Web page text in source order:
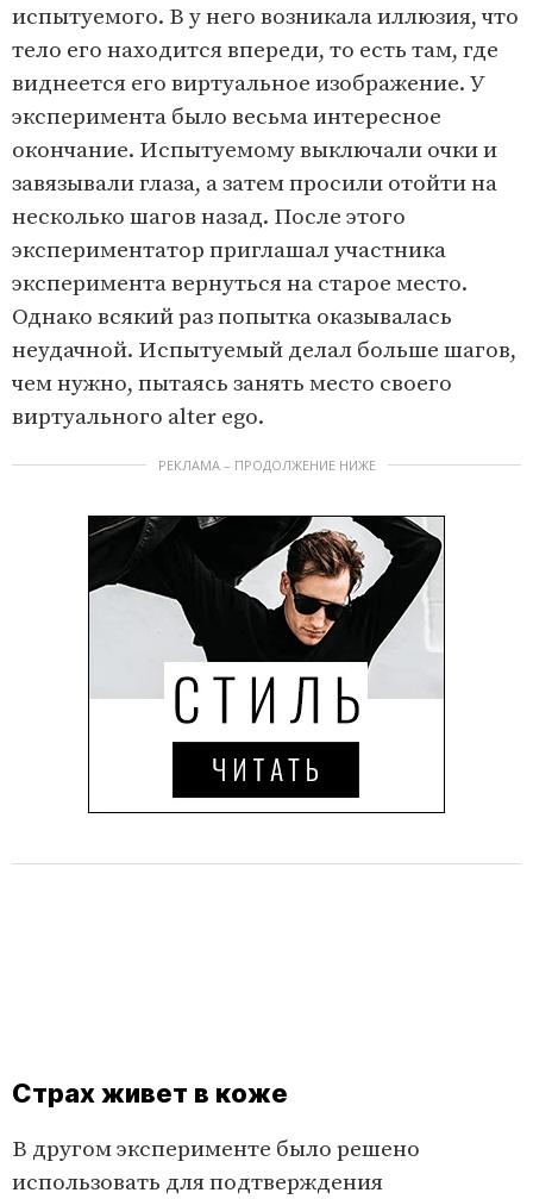
испытуемого. В у него возникала иллюзия, что
тело его находится впереди, то есть там, где
виднеется его виртуальное изображение. У
эксперимента было весьма интересное
окончание. Испытуемому выключали очки и
завязывали глаза, а затем просили отойти на
несколько шагов назад. После этого
экспериментатор приглашал участника
эксперимента вернуться на старое место.
Однако всякий раз попытка оказывалась
неудачной. Испытуемый делал больше шагов,
чем нужно, пытаясь занять место своего
виртуального alter ego.
РЕКЛАМА – ПРОДОЛЖЕНИЕ НИЖЕ
Страх живет в коже
В другом эксперименте было решено
использовать для подтверждения